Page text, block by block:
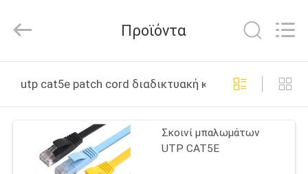
ΠΡΟΪΌΝΤΑ
ΒΊΝΤΕΟ
Cable
Industry
All
Προϊόντα
utp cat5e patch cord διαδικτυακή κατασκευή
Σκοινί μπαλωμάτων
UTP CAT5E